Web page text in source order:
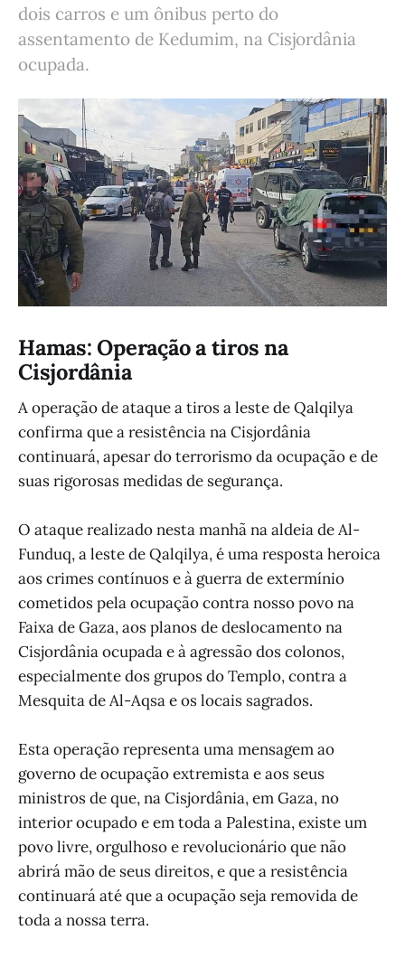
dois carros e um ônibus perto do
assentamento de Kedumim, na Cisjordânia
ocupada.
Hamas: Operação a tiros na
Cisjordânia
A operação de ataque a tiros a leste de Qalqilya
confirma que a resistência na Cisjordânia
continuará, apesar do terrorismo da ocupação e de
suas rigorosas medidas de segurança.
O ataque realizado nesta manhã na aldeia de Al-
Funduq, a leste de Qalqilya, é uma resposta heroica
aos crimes contínuos e à guerra de extermínio
cometidos pela ocupação contra nosso povo na
Faixa de Gaza, aos planos de deslocamento na
Cisjordânia ocupada e à agressão dos colonos,
especialmente dos grupos do Templo, contra a
Mesquita de Al-Aqsa e os locais sagrados.
Esta operação representa uma mensagem ao
governo de ocupação extremista e aos seus
ministros de que, na Cisjordânia, em Gaza, no
interior ocupado e em toda a Palestina, existe um
povo livre, orgulhoso e revolucionário que não
abrirá mão de seus direitos, e que a resistência
continuará até que a ocupação seja removida de
toda a nossa terra.